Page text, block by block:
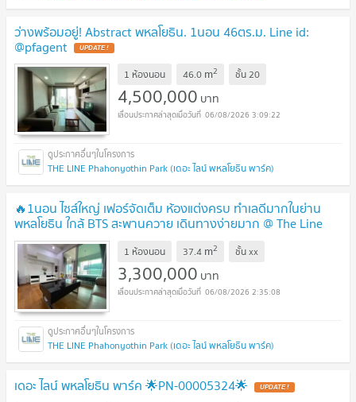
ว่างพร้อมอยู่! Abstract พหลโยธิน. 1นอน 46ตร.ม. Line id:
@pfagent UPDATE !
1 ห้องนอน 46.0 m2 ชั้น20
4,500,000 บาท
06/08/2026 3:09:22
THE LINE Phahonyothin Park (เดอะ ไลน์ พหลโยธิน พาร์ค)
🔥1นอน ไซส์ใหญ่ เฟอร์จัดเต็ม ห้องแต่งครบ ทำเลดีมากในย่าน
พหลโยธิน ใกล้ BTS สะพานควาย เดินทางง่ายมาก @ The Line
Phahonyothin Park
1 ห้องนอน 37.4 m2 ชั้นxx
3,300,000 บาท
06/08/2026 2:35:08
THE LINE Phahonyothin Park (เดอะ ไลน์ พหลโยธิน พาร์ค)
เดอะ ไลน์ พหลโยธิน พาร์ค 🌟PN-00005324🌟 UPDATE !